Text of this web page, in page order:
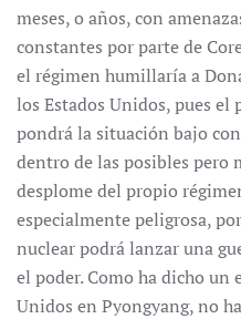
meses, o años, con
constantes por parte de
el régimen humillaría a
los Estados Unidos, pues
pondrá la situación bajo
dentro de las posibles pero
desplome del propio
especialmente peligrosa,
nuclear podrá lanzar una
el poder. Como ha dicho un
Unidos en Pyongyang, no